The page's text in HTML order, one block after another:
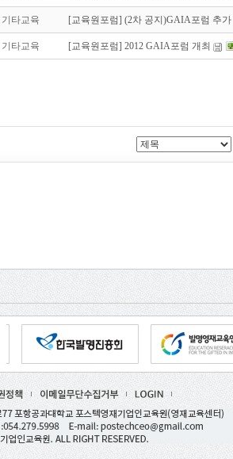
기타교육 [교육원포럼] (2차 공지)GAIA포럼 추
기타교육 [교육원포럼] 2012 GAIA포럼 개최